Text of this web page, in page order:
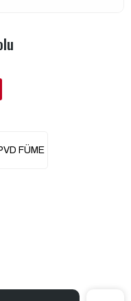
FÜME